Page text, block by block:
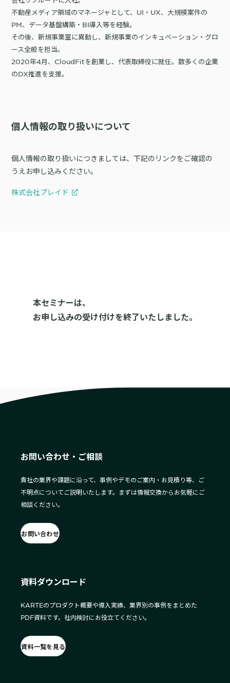
不動産メディア領域のマネージャとして、UI・UX、大規模案件の
PM、データ基盤構築・BI導入等を経験。
その後、新規事業室に異動し、新規事業のインキュベーション・グロ
ース全般を担当。
2020年4月、CloudFitを創業し、代表取締役に就任。数多くの企業
のDX推進を支援。
個人情報の取り扱いについて
個人情報の取り扱いにつきましては、下記のリンクをご確認の
うえお申し込みください。
株式会社プレイド
本セミナーは、
お申し込みの受け付けを終了いたしました。
お問い合わせ・ご相談
貴社の業界や課題に沿って、事例やデモのご案内・お見積り等、ご
不明点についてご説明いたします。まずは情報交換からお気軽にご
相談ください。
お問い合わせ
資料ダウンロード
KARTEのプロダクト概要や導入実績、業界別の事例をまとめた
PDF資料です。社内検討にお役立てください。
資料一覧を見る